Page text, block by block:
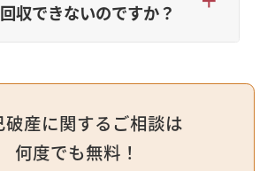
収できないのですか？
破産に関するご相談は
何度でも無料！